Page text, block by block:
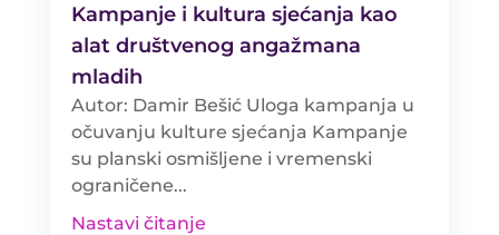
Kampanje i kultura sjećanja kao
alat društvenog angažmana
mladih
Autor: Damir Bešić Uloga kampanja u
očuvanju kulture sjećanja Kampanje
su planski osmišljene i vremenski
ograničene...
Nastavi čitanje